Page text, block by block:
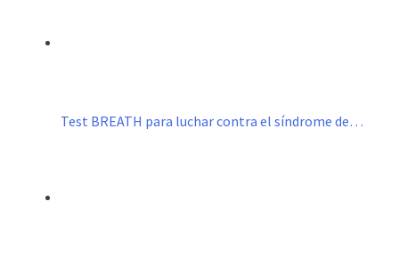
Test BREATH para luchar contra el síndrome de…